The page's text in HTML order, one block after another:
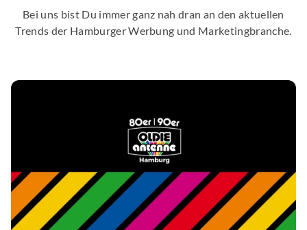
Bei uns bist Du immer ganz nah dran an den aktuellen
Trends der Hamburger Werbung und Marketingbranche.